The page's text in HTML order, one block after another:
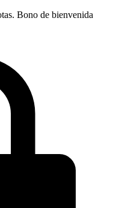
Bono de bienvenida